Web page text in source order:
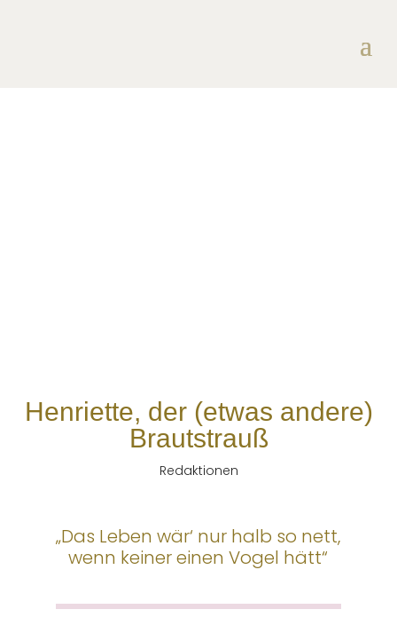
Henriette, der (etwas andere)
Brautstrauß
Redaktionen
„Das Leben wär‘ nur halb so nett,
wenn keiner einen Vogel hätt“